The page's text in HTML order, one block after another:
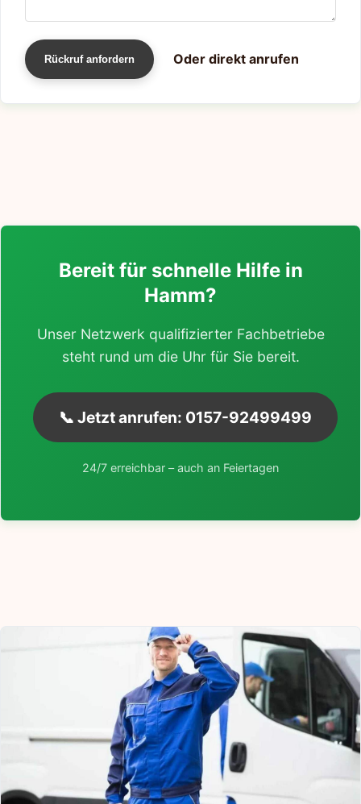
Rückruf anfordern Oder direkt anrufen
Bereit für schnelle Hilfe in
Hamm?
Unser Netzwerk qualifizierter Fachbetriebe
steht rund um die Uhr für Sie bereit.
📞 Jetzt anrufen: 0157-92499499
24/7 erreichbar – auch an Feiertagen